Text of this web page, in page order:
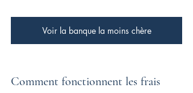
Voir la banque la moins chère
Comment fonctionnent les frais